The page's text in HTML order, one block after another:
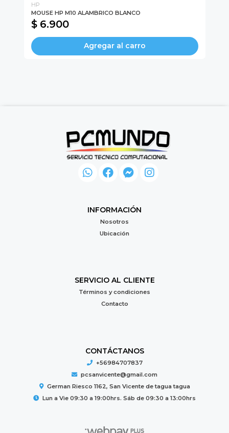
HP
MOUSE HP M10 ALAMBRICO BLANCO
$ 6.900
Agregar al carro
INFORMACIÓN
Nosotros
Ubicación
SERVICIO AL CLIENTE
Términos y condiciones
Contacto
CONTÁCTANOS
+56984707837
pcsanvicente@gmail.com
German Riesco 1162, San Vicente de tagua tagua
Lun a Vie 09:30 a 19:00hrs. Sáb de 09:30 a 13:00hrs